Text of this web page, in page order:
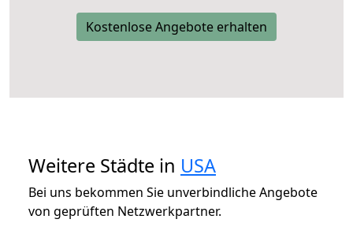
Kostenlose Angebote erhalten
Weitere Städte in USA
Bei uns bekommen Sie unverbindliche Angebote
von geprüften Netzwerkpartner.